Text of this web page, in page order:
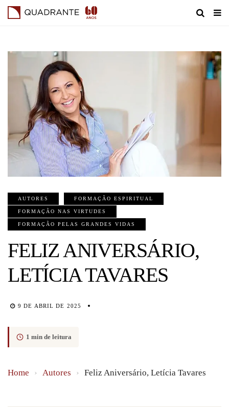
AUTORES FORMAÇÃO ESPIRITUAL
FORMAÇÃO NAS VIRTUDES
FORMAÇÃO PELAS GRANDES VIDAS
FELIZ ANIVERSÁRIO,
LETÍCIA TAVARES
9 DE ABRIL DE 2025
1 min de leitura
Home › Autores › Feliz Aniversário, Letícia Tavares